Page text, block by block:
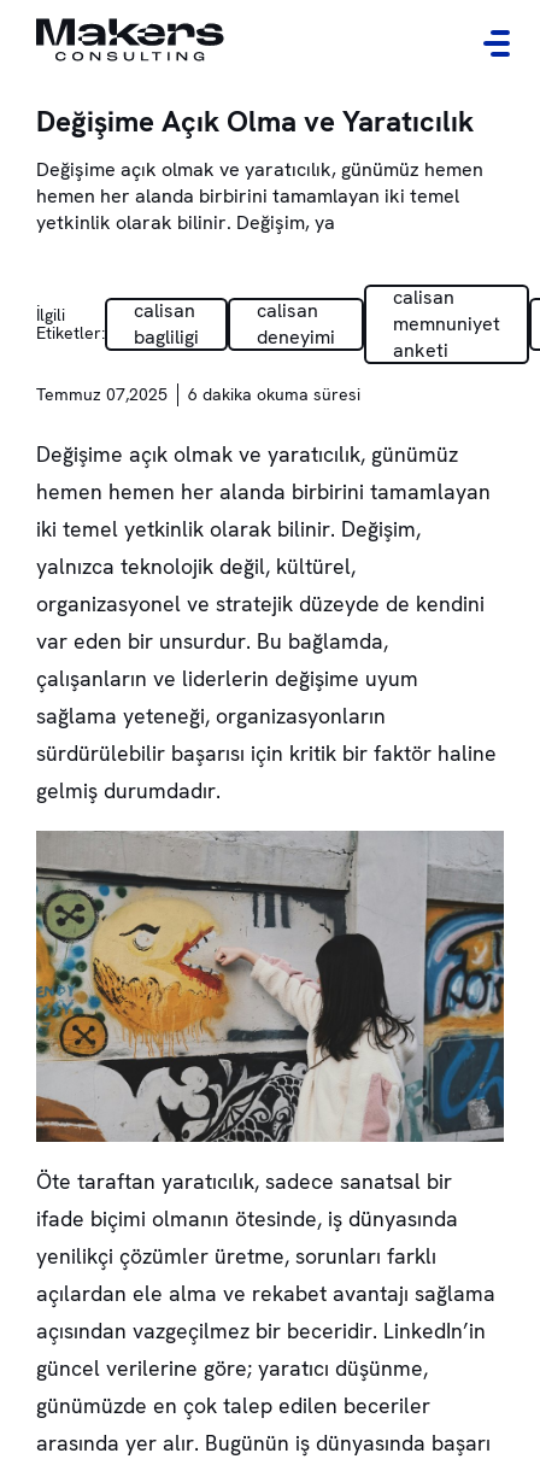
Değişime Açık Olma ve Yaratıcılık
Değişime açık olmak ve yaratıcılık, günümüz hemen
hemen her alanda birbirini tamamlayan iki temel
yetkinlik olarak bilinir. Değişim, ya
İlgili
Etiketler:
calisan
bagliligi
calisan
deneyimi
calisan
memnuniyet
anketi
Temmuz 07,2025 6 dakika okuma süresi
Değişime açık olmak ve yaratıcılık, günümüz
hemen hemen her alanda birbirini tamamlayan
iki temel yetkinlik olarak bilinir. Değişim,
yalnızca teknolojik değil, kültürel,
organizasyonel ve stratejik düzeyde de kendini
var eden bir unsurdur. Bu bağlamda,
çalışanların ve liderlerin değişime uyum
sağlama yeteneği, organizasyonların
sürdürülebilir başarısı için kritik bir faktör haline
gelmiş durumdadır.
Öte taraftan yaratıcılık, sadece sanatsal bir
ifade biçimi olmanın ötesinde, iş dünyasında
yenilikçi çözümler üretme, sorunları farklı
açılardan ele alma ve rekabet avantajı sağlama
açısından vazgeçilmez bir beceridir. LinkedIn’in
güncel verilerine göre; yaratıcı düşünme,
günümüzde en çok talep edilen beceriler
arasında yer alır. Bugünün iş dünyasında başarı